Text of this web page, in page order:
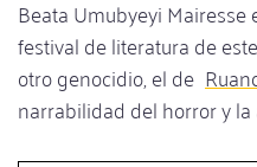
Beata Umubyeyi
festival de literatura de
otro genocidio, el de
narrabilidad del horror y